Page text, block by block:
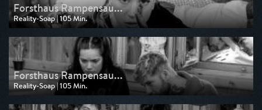
Forsthaus Rampensau...
Reality-Soap | 105 Min.
Ausgestrahlt von Pro 7
am 10.04.2026, 00:50
Forsthaus Rampensau...
Reality-Soap | 105 Min.
Ausgestrahlt von Pro 7
am 03.04.2026, 00:50